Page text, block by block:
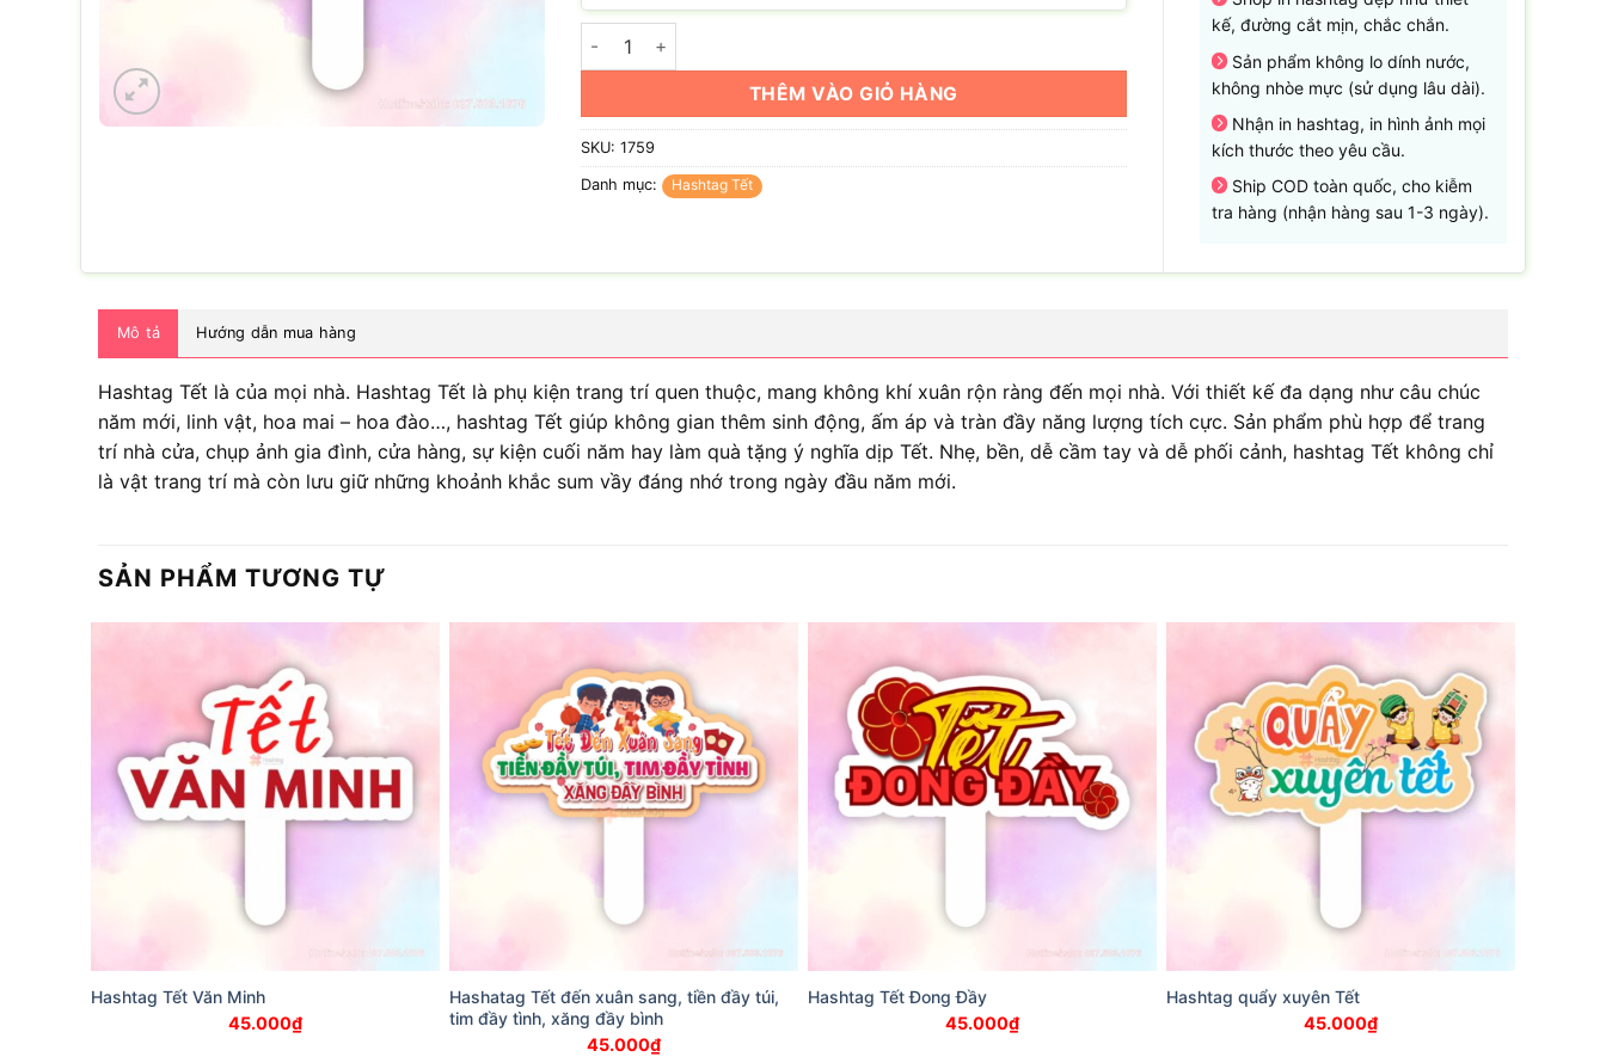
Hashtag Tết là của mọi nhà số lượng
THÊM VÀO GIỎ HÀNG
SKU: 1759
Danh mục: Hashtag Tết
kế, đường cắt mịn, chắc chắn.
Sản phẩm không lo dính nước,
không nhòe mực (sử dụng lâu dài).
Nhận in hashtag, in hình ảnh mọi
kích thước theo yêu cầu.
Ship COD toàn quốc, cho kiễm
tra hàng (nhận hàng sau 1-3 ngày).
Mô tả Hướng dẫn mua hàng
Hashtag Tết là của mọi nhà. Hashtag Tết là phụ kiện trang trí quen thuộc, mang không khí xuân rộn ràng đến mọi nhà. Với thiết kế đa dạng như câu chúc
năm mới, linh vật, hoa mai – hoa đào…, hashtag Tết giúp không gian thêm sinh động, ấm áp và tràn đầy năng lượng tích cực. Sản phẩm phù hợp để trang
trí nhà cửa, chụp ảnh gia đình, cửa hàng, sự kiện cuối năm hay làm quà tặng ý nghĩa dịp Tết. Nhẹ, bền, dễ cầm tay và dễ phối cảnh, hashtag Tết không chỉ
là vật trang trí mà còn lưu giữ những khoảnh khắc sum vầy đáng nhớ trong ngày đầu năm mới.
SẢN PHẨM TƯƠNG TỰ
Hashtag Tết Văn Minh
45.000₫
Hashatag Tết đến xuân sang, tiền đầy túi,
tim đầy tình, xăng đầy bình
45.000₫
Hashtag Tết Đong Đầy
45.000₫
Hashtag quẩy xuyên Tết
45.000₫